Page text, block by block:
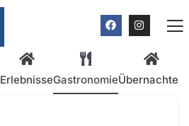
ErlebnisseGastronomieÜbernachten